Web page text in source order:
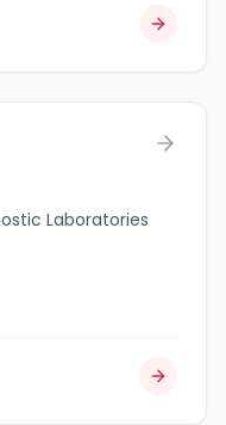
Laboratories